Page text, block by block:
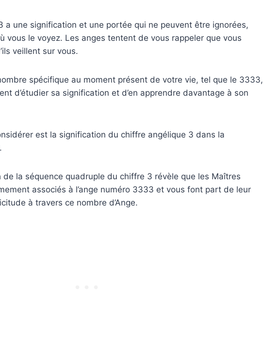
a une signification et une portée qui ne peuvent être ignorées,
vous le voyez. Les anges tentent de vous rappeler que vous
veillent sur vous.
spécifique au moment présent de votre vie, tel que le 3333,
d’étudier sa signification et d’en apprendre davantage à son
est la signification du chiffre angélique 3 dans la
la séquence quadruple du chiffre 3 révèle que les Maîtres
associés à l’ange numéro 3333 et vous font part de leur
à travers ce nombre d’Ange.